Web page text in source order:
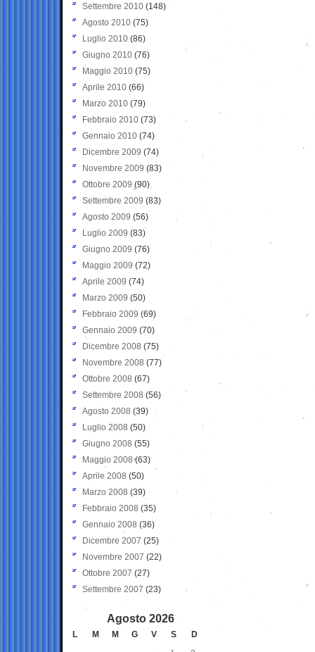
Settembre 2010 (148)
Agosto 2010 (75)
Luglio 2010 (86)
Giugno 2010 (76)
Maggio 2010 (75)
Aprile 2010 (66)
Marzo 2010 (79)
Febbraio 2010 (73)
Gennaio 2010 (74)
Dicembre 2009 (74)
Novembre 2009 (83)
Ottobre 2009 (90)
Settembre 2009 (83)
Agosto 2009 (56)
Luglio 2009 (83)
Giugno 2009 (76)
Maggio 2009 (72)
Aprile 2009 (74)
Marzo 2009 (50)
Febbraio 2009 (69)
Gennaio 2009 (70)
Dicembre 2008 (75)
Novembre 2008 (77)
Ottobre 2008 (67)
Settembre 2008 (56)
Agosto 2008 (39)
Luglio 2008 (50)
Giugno 2008 (55)
Maggio 2008(63)
Aprile 2008 (50)
Marzo 2008 (39)
Febbraio 2008 (35)
Gennaio 2008 (36)
Dicembre 2007 (25)
Novembre 2007 (22)
Ottobre 2007 (27)
Settembre 2007 (23)
Agosto 2026
L M M G V S
D